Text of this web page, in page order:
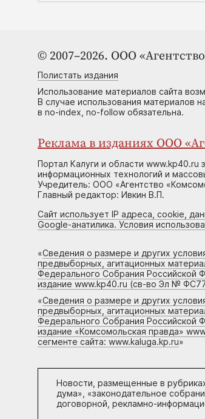
© 2007–2026. ООО
Полистать издания
Использование материалов сайта
В случае использования материалов
в no-index, no-follow обязательна.
Реклама в изданиях ООО
Портал Калуги и области
информационных технологий и
Учредитель: ООО «Агентство
Главный редактор: Ивкин В.П.
Сайт использует IP адреса, cookie,
Google-анатилика. Условия
«Сведения о размере и других
предвыборных, агитационных
Федерального Собрания Российской
издание www.kp40.ru (св-во Эл №
«Сведения о размере и других
предвыборных, агитационных
Федерального Собрания Российской
издание «Комсомольская правда»
сегменте сайта: www.kaluga.kp.ru»
Новости, размещенные в
дума», «законодательное
договорной, рекламно-